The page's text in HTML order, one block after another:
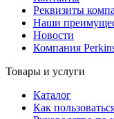
Реквизиты
Наши
Новости
Компания
Товары и услуги
Каталог
Как